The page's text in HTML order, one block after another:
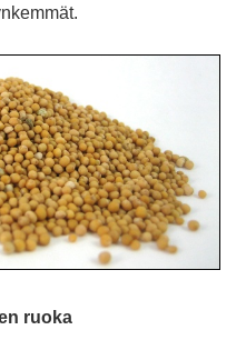
ruoka